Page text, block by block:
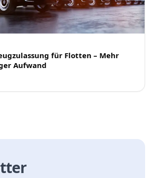
für Flotten – Mehr
Aufwand